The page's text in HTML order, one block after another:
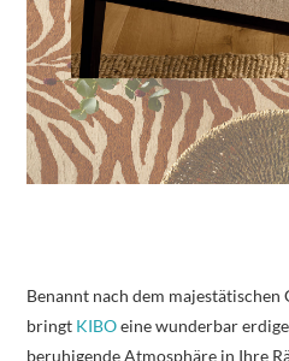
Benannt nach dem
bringt KIBOeine wunderbar
beruhigende Atmosphäre in Ihre